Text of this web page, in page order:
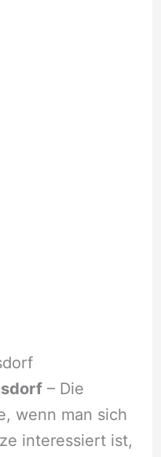
– Die
wenn man sich
interessiert ist,